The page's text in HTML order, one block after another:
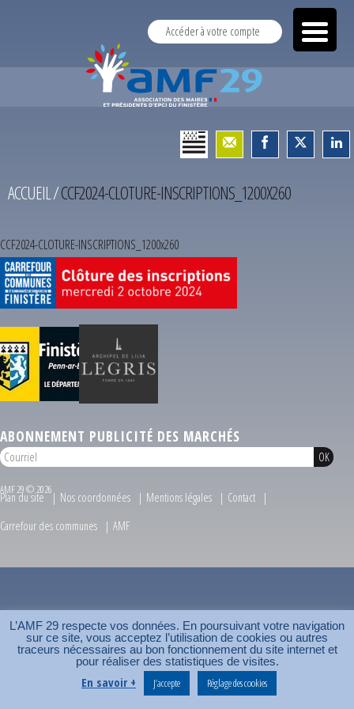
Accéder à votre compte
ACCUEIL/CCF2024-CLOTURE-INSCRIPTIONS_1200X260
CCF2024-CLOTURE-INSCRIPTIONS_1200x260
ABONNEMENT PUBLICITÉ DES MARCHÉS
AMF 29 © 2026
Plan du site Nos coordonnées Mentions légales
Contact
Carrefour des communes
AMF
L’AMF 29 respecte vos données. En poursuivant votre navigation
sur ce site, vous acceptez l’utilisation de cookies ou autres
traceurs nécessaires au bon fonctionnement du site internet et
pour réaliser des statistiques de visites.
En savoir + J’accepte Réglage des cookies